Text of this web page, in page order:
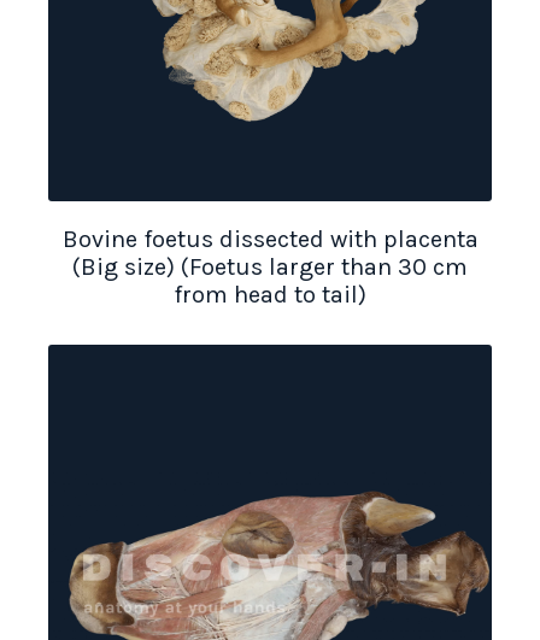
Bovine foetus dissected with placenta
(Big size) (Foetus larger than 30 cm
from head to tail)